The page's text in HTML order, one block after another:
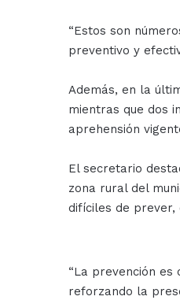
“Estos son
preventivo y
Además, en la
mientras que dos
aprehensión
El secretario
zona rural del
difíciles de
“La prevención es
reforzando la